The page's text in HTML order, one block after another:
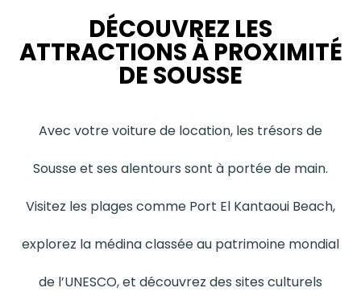
DÉCOUVREZ LES
ATTRACTIONS À PROXIMITÉ
DE SOUSSE
Avec votre voiture de location, les trésors de
Sousse et ses alentours sont à portée de main.
Visitez les plages comme Port El Kantaoui Beach,
explorez la médina classée au patrimoine mondial
de l’UNESCO, et découvrez des sites culturels